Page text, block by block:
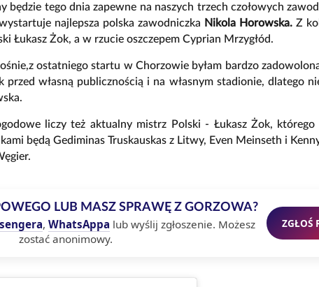
tego dnia zapewne na naszych trzech czołowych
najlepsza polska zawodniczka Nikola Horowska.Z
Łukasz Żok, a w rzucie oszczepem Cyprian Mrzygłód.
ostatniego startu w Chorzowie byłam bardzo
przed własną publicznością i na własnym stadionie, dlatego
liczy też aktualny mistrz Polski - Łukasz Żok, którego
będą Gediminas Truskauskas z Litwy, Even Meinseth i
LUB MASZ SPRAWĘ Z GORZOWA?
, WhatsAppa lub wyślij zgłoszenie. Możesz
zostać anonimowy.
ZGŁOŚ